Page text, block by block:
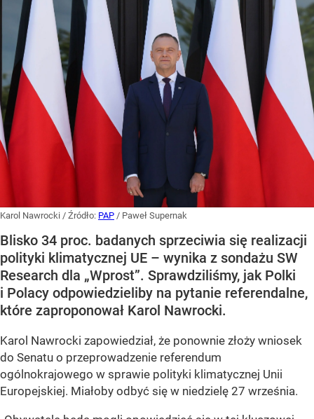
Karol Nawrocki / Źródło: PAP / Paweł Supernak
Blisko 34 proc. badanych sprzeciwia się realizacji
polityki klimatycznej UE – wynika z sondażu SW
Research dla „Wprost”. Sprawdziliśmy, jak Polki
i Polacy odpowiedzieliby na pytanie referendalne,
które zaproponował Karol Nawrocki.
Karol Nawrocki zapowiedział, że ponownie złoży wniosek
do Senatu o przeprowadzenie referendum
ogólnokrajowego w sprawie polityki klimatycznej Unii
Europejskiej. Miałoby odbyć się w niedzielę 27 września.